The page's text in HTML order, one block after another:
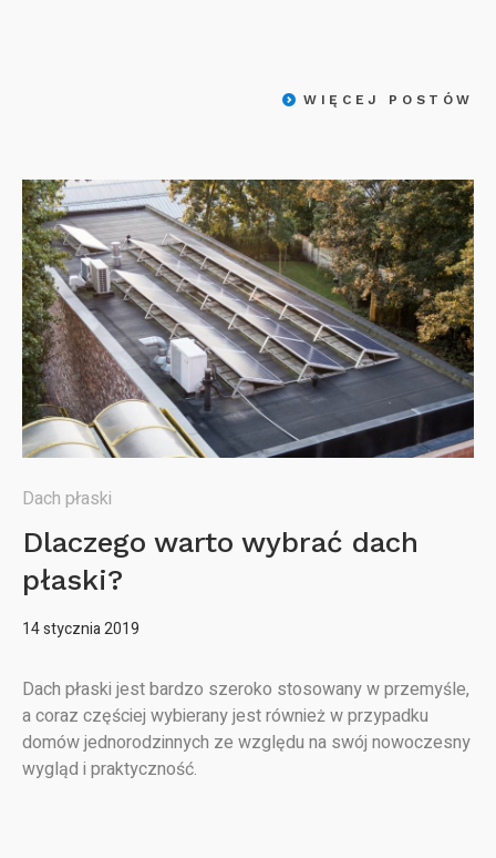
WIĘCEJ POSTÓW
Dach płaski
Dlaczego warto wybrać dach
płaski?
14 stycznia 2019
Dach płaski jest bardzo szeroko stosowany w przemyśle,
a coraz częściej wybierany jest również w przypadku
domów jednorodzinnych ze względu na swój nowoczesny
wygląd i praktyczność.